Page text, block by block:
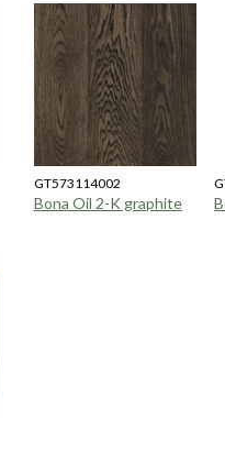
GT573114002
Bona Oil 2-K graphite